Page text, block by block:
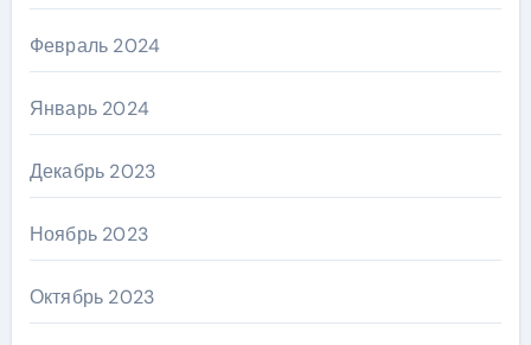
Февраль 2024
Январь 2024
Декабрь 2023
Ноябрь 2023
Октябрь 2023